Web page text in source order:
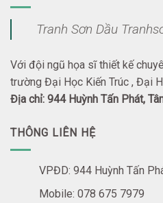
Tranh Sơn Dầu
Với đội ngũ họa sĩ thiết kế
trường Đại Học Kiến Trúc , Đại
Địa chỉ: 944 Huỳnh Tấn Phát,
THÔNG LIÊN HỆ
VPĐD: 944 Huỳnh Tấn
Mobile: 078 675 7979